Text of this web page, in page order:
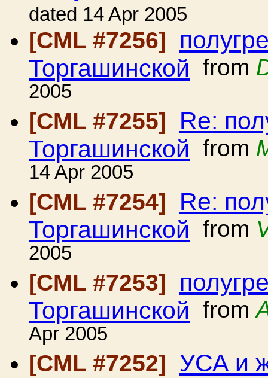
dated 14 Apr 2005
[CML #7256]
Торгашинской from
2005
[CML #7255]
Re:
Торгашинской from
14 Apr 2005
[CML #7254]
Re:
Торгашинской from
2005
[CML #7253]
Торгашинской from
Apr 2005
[CML #7252] УСА и